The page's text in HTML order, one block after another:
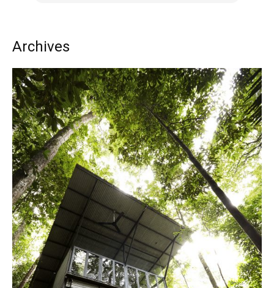
Bilik Tidur
Ruang Tamu
Direktori
Interior Design
Landskap
DIY
Bilik Air
Bilik Tidur
Dapur
Ruang Makan
Make Over
Bilik Air
Bilik Tidur
Archives